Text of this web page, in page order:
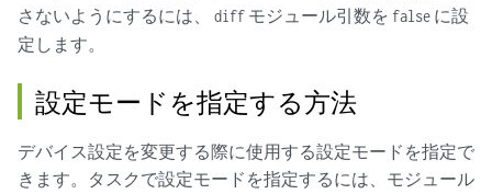
さないようにするには、 diff モジュール引数を false に設
定します。
設定モードを指定する方法
デバイス設定を変更する際に使用する設定モードを指定で
きます。タスクで設定モードを指定するには、モジュール